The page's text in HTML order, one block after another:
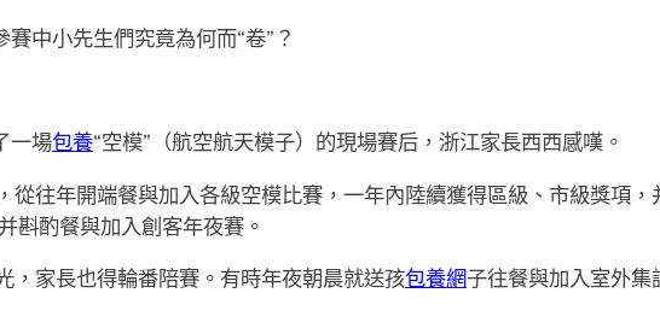
賽中小先生們究竟為何而“卷”？
一場包養“空模”（航空航天模子）的現場賽后，浙江家長西西感嘆。
從往年開端餐與加入各級空模比賽，一年內陸續獲得區級、市級獎項
斟酌餐與加入創客年夜賽。
，家長也得輪番陪賽。有時年夜朝晨就送孩包養網子往餐與加入室外